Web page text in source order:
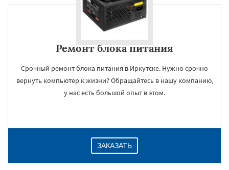
Ремонт блока питания
Срочный ремонт блока питания в Иркутске. Нужно срочно
вернуть компьютер к жизни? Обращайтесь в нашу компанию,
у нас есть большой опыт в этом.
ЗАКАЗАТЬ